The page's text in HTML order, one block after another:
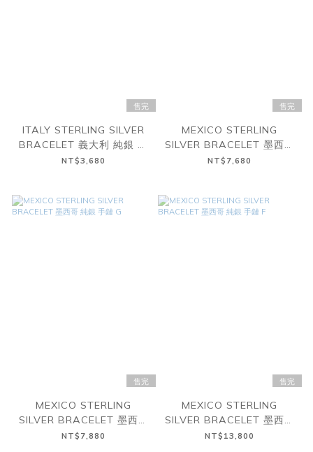
售完
ITALY STERLING SILVER
BRACELET 義大利 純銀 手
鏈 I
NT$3,680
售完
MEXICO STERLING
SILVER BRACELET 墨西哥
純銀 手鏈 H
NT$7,680
售完
MEXICO STERLING
SILVER BRACELET 墨西哥
純銀 手鏈 G
NT$7,880
售完
MEXICO STERLING
SILVER BRACELET 墨西哥
純銀 手鏈 F
NT$13,800